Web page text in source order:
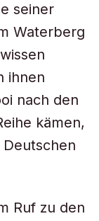
seiner
Waterberg
ihnen
nach den
kämen,
Ruf zu den